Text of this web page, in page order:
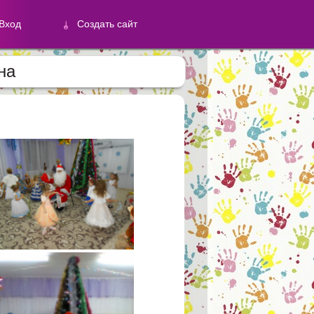
Создать сайт
Вход
Создать сайт